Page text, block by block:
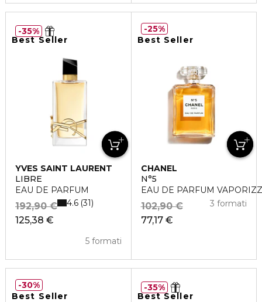
Best Seller
YVES SAINT LAURENT
LIBRE
EAU DE PARFUM
125,38 €
192,90 €
5 formati
4.6 31
35%
Best Seller
CHANEL
N°5
EAU DE PARFUM
77,17 €
102,90 € 3 formati
25%
Best Seller
30%
Best Seller
35%